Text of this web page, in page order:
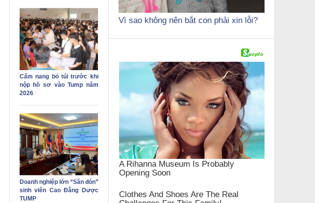
Cẩm nang bỏ túi trước khi
nộp hồ sơ vào Tump năm
2026
Doanh nghiệp lớn “Săn đón”
sinh viên Cao Đẳng Dược
TUMP
Vì sao không nên bắt con phải xin lỗi?